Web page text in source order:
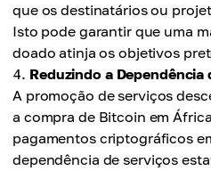
que os destinatários ou
Isto pode garantir que uma
doado atinja os objetivos
Reduzindo a
A promoção de serviços
a compra de Bitcoin em
pagamentos criptográficos
dependência de serviços